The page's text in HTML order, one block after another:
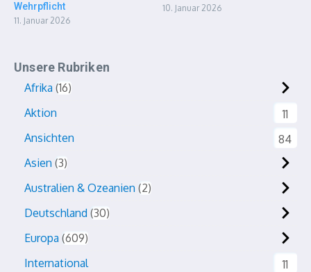
Wehrpflicht
11. Januar 2026
10. Januar 2026
Unsere Rubriken
Afrika 16
Aktion
11
Ansichten
84
Asien 3
Australien & Ozeanien 2
Deutschland 30
Europa 609
International
11